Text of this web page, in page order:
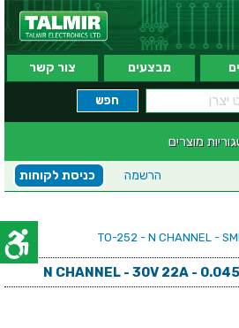
מבצעים צור קשר
מוצרים
כניסת לקוחות הרשמה